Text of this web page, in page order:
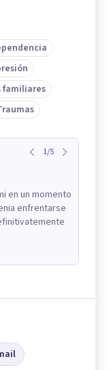
familiares
1/5
en un momento
enfrentarse